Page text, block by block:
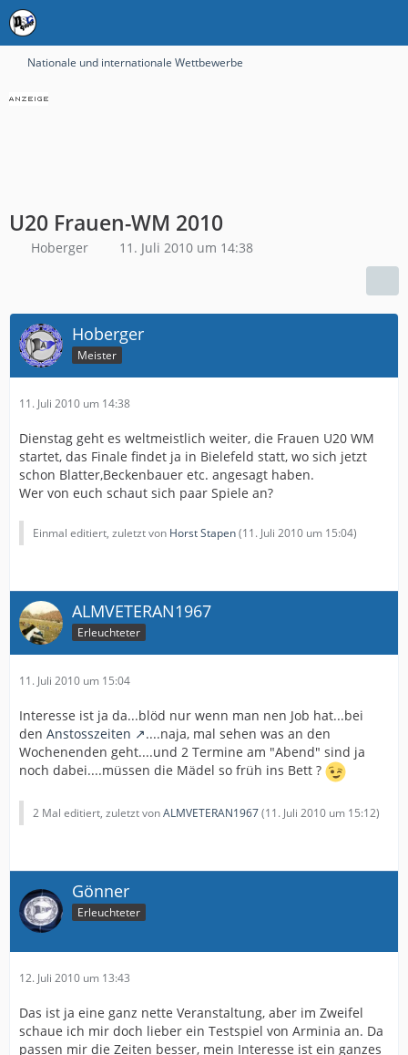
Nationale und internationale Wettbewerbe
U20 Frauen-WM 2010
Hoberger 11. Juli 2010 um 14:38
Hoberger
Meister
11. Juli 2010 um 14:38
Dienstag geht es weltmeistlich weiter, die Frauen U20 WM
startet, das Finale findet ja in Bielefeld statt, wo sich jetzt
schon Blatter,Beckenbauer etc. angesagt haben.
Wer von euch schaut sich paar Spiele an?
Einmal editiert, zuletzt von Horst Stapen(11. Juli 2010 um 15:04)
ALMVETERAN1967
Erleuchteter
11. Juli 2010 um 15:04
Interesse ist ja da...blöd nur wenn man nen Job hat...bei
den Anstosszeiten
....naja, mal sehen was an den
Wochenenden geht....und 2 Termine am "Abend" sind ja
noch dabei....müssen die Mädel so früh ins Bett ?
2 Mal editiert, zuletzt vonALMVETERAN1967(11. Juli 2010 um 15:12)
Gönner
Erleuchteter
12. Juli 2010 um 13:43
Das ist ja eine ganz nette Veranstaltung, aber im Zweifel
schaue ich mir doch lieber ein Testspiel von Arminia an. Da
passen mir die Zeiten besser, mein Interesse ist ein ganzes